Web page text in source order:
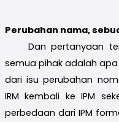
Perubahan nama,
Dan pertanyaan
semua pihak adalah
dari isu perubahan
IRM kembali ke IPM
perbedaan dari IPM